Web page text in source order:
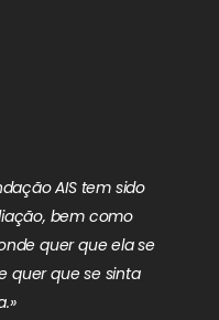
AIS tem sido
bem como
quer que ela se
quer que se sinta